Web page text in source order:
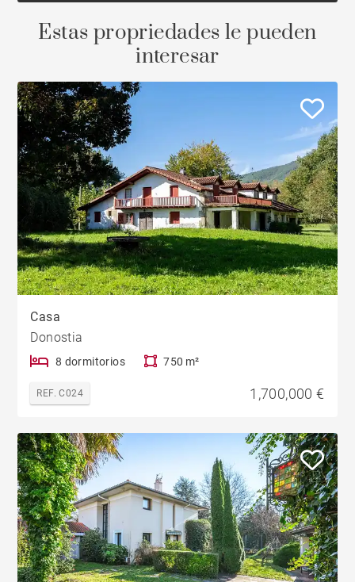
Estas propriedades le pueden
interesar
Casa
Donostia
8 dormitorios 750 m²
REF. C024 1,700,000 €